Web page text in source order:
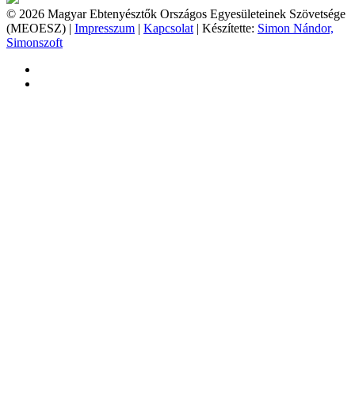
© 2026 Magyar Ebtenyésztők Országos Egyesületeinek Szövetsége
(MEOESZ) | Impresszum | Kapcsolat | Készítette: Simon Nándor,
Simonszoft